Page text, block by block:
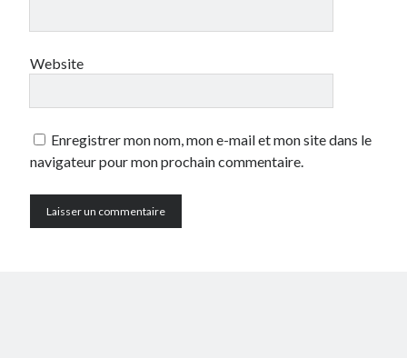
Website
Enregistrer mon nom, mon e-mail et mon site dans le
navigateur pour mon prochain commentaire.